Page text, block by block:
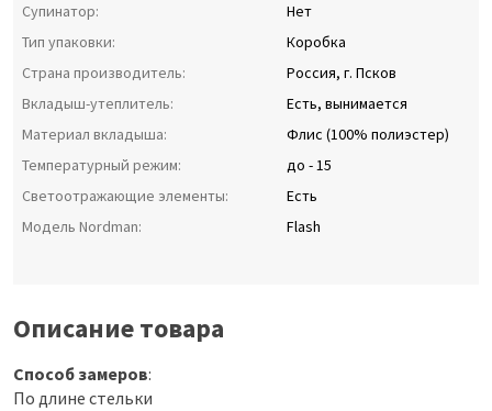
Супинатор:
Нет
Тип упаковки:
Коробка
Страна производитель:
Россия, г. Псков
Вкладыш-утеплитель:
Есть, вынимается
Материал вкладыша:
Флис (100% полиэстер)
Температурный режим:
до - 15
Светоотражающие элементы:
Есть
Модель Nordman:
Flash
Описание товара
Способ замеров:
По длине стельки